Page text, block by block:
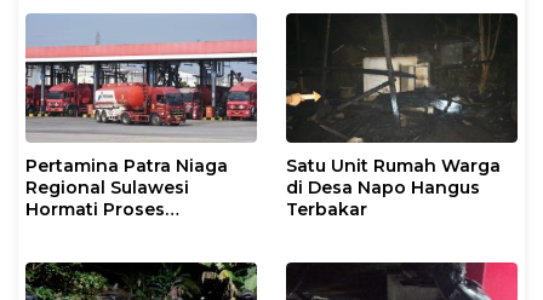
Pertamina Patra Niaga
Regional Sulawesi
Hormati Proses
di Polman
Satu Unit Rumah Warga
di Desa Napo Hangus
Terbakar